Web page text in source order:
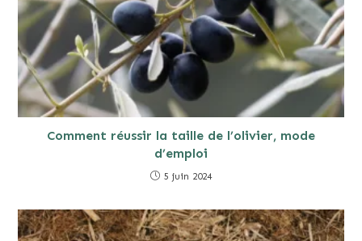
Comment réussir la taille de l’olivier, mode
d’emploi
5 juin 2024